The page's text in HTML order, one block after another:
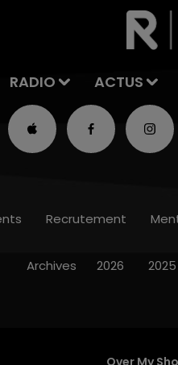
RADIO ACTUS
Over My
Recrutement
Archives 2026 2025